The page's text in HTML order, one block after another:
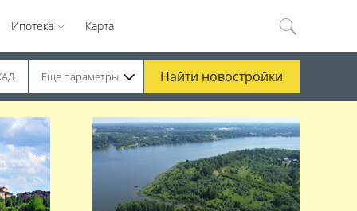
Ипотека Карта
Еще параметры Найти новостройки